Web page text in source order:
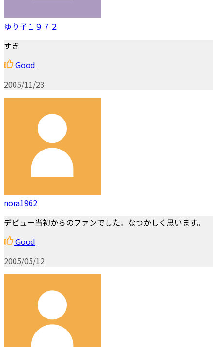
ゆり子１９７２
すき
Good
2005/11/23
nora1962
デビュー当初からのファンでした。なつかしく思います。
Good
2005/05/12